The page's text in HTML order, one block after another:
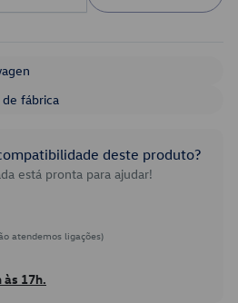
de fábrica
deste produto?
está pronta para ajudar!
atendemos ligações)
às 17h.